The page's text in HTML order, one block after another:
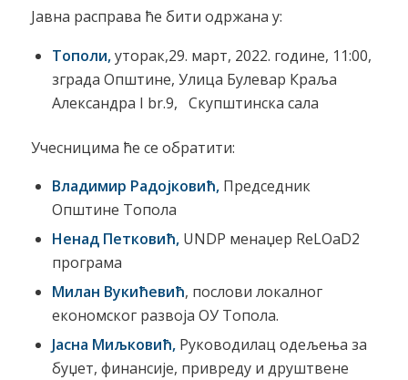
Јавна расправа ће бити одржана у:
Тополи,уторак,29. март, 2022. године, 11:00,
зграда Општине, Улица Булевар Краља
Александра I br.9, Скупштинска сала
Учесницима ће се обратити:
Владимир Радојковић,Председник
Општине Топола
Ненад Петковић, UNDP менаџер ReLOaD2
програма
Милан Вукићевић, послови локалног
економског развоја ОУ Топола.
Jасна Миљковић, Руководилац одељења за
буџет, финансије, привреду и друштвене